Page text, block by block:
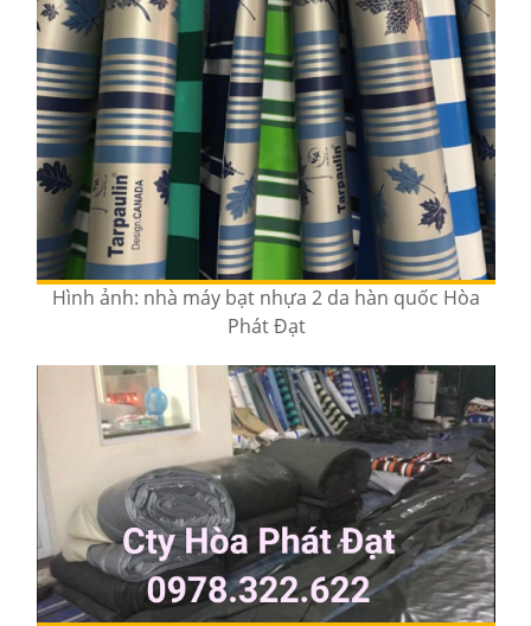
Hình ảnh: nhà máy bạt nhựa 2 da hàn quốc Hòa
Phát Đạt